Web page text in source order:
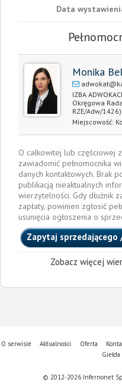
Data
Monika
IZBA
Okręgowa
RZE/Adw/1426)
Miejscowość:
O całkowitej lub częściowej
zawiadomić pełnomocnika
danych kontaktowych. Brak
publikacją nieaktualnych
wierzytelności. Gdy dłużnik
zapłaty, powinien zgłosić
usunięcia ogłoszenia o
Zapytaj sprzedającego
Zobacz więcej
O serwisie Aktualności Oferta
© 2012-2026 Infernonet